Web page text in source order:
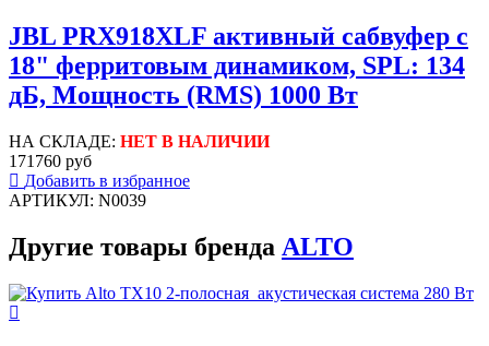
JBL PRX918XLF активный сабвуфер с
18" ферритовым динамиком, SPL: 134
дБ, Мощность (RMS) 1000 Вт
НА СКЛАДЕ: НЕТ В НАЛИЧИИ
171760 руб
Добавить в избранное
АРТИКУЛ: N0039
Другие товары бренда ALTO